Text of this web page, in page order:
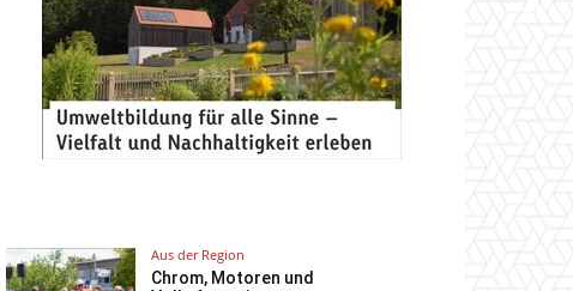
Aus der Region
Chrom, Motoren und